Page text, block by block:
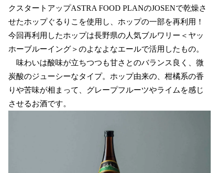
クスタートアップASTRA FOOD PLANのJOSENで乾燥さ
せたホップぐるりこを使用し、ホップの一部を再利用！
今回再利用したホップは長野県の人気ブルワリー＜ヤッ
ホーブルーイング＞のよなよなエールで活用したもの。
味わいは酸味が立ちつつも甘さとのバランス良く、微
炭酸のジューシーなタイプ。ホップ由来の、柑橘系の香
りや苦味が相まって、グレープフルーツやライムを感じ
させるお酒です。